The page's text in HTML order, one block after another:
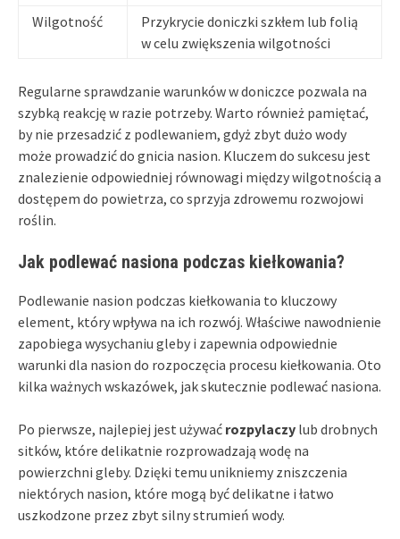
Wilgotność
Przykrycie doniczki szkłem lub folią
w celu zwiększenia wilgotności
Regularne sprawdzanie warunków w doniczce pozwala na
szybką reakcję w razie potrzeby. Warto również pamiętać,
by nie przesadzić z podlewaniem, gdyż zbyt dużo wody
może prowadzić do gnicia nasion. Kluczem do sukcesu jest
znalezienie odpowiedniej równowagi między wilgotnością a
dostępem do powietrza, co sprzyja zdrowemu rozwojowi
roślin.
Jak podlewać nasiona podczas kiełkowania?
Podlewanie nasion podczas kiełkowania to kluczowy
element, który wpływa na ich rozwój. Właściwe nawodnienie
zapobiega wysychaniu gleby i zapewnia odpowiednie
warunki dla nasion do rozpoczęcia procesu kiełkowania. Oto
kilka ważnych wskazówek, jak skutecznie podlewać nasiona.
Po pierwsze, najlepiej jest używać rozpylaczy lub drobnych
sitków, które delikatnie rozprowadzają wodę na
powierzchni gleby. Dzięki temu unikniemy zniszczenia
niektórych nasion, które mogą być delikatne i łatwo
uszkodzone przez zbyt silny strumień wody.